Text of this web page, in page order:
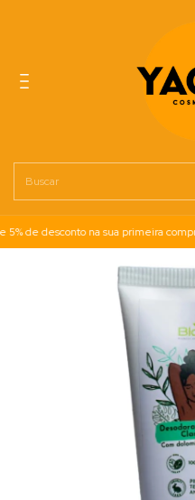
de desconto na sua primeira compra!